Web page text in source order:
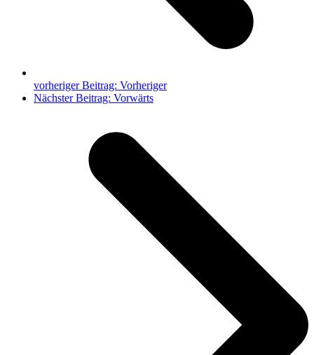
vorheriger Beitrag: Vorheriger
Nächster Beitrag: Vorwärts